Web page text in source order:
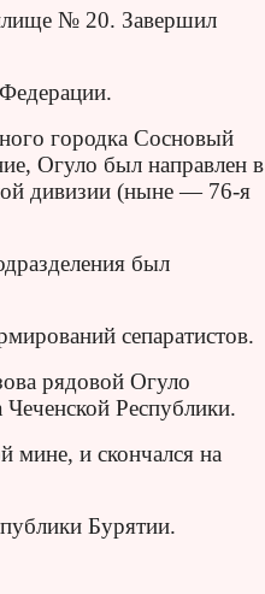
№ 20. Завершил
городка Сосновый
Огуло был направлен в
дивизии (ныне — 76-я
был
сепаратистов.
рядовой Огуло
Республики.
мине, и скончался на
Бурятии.